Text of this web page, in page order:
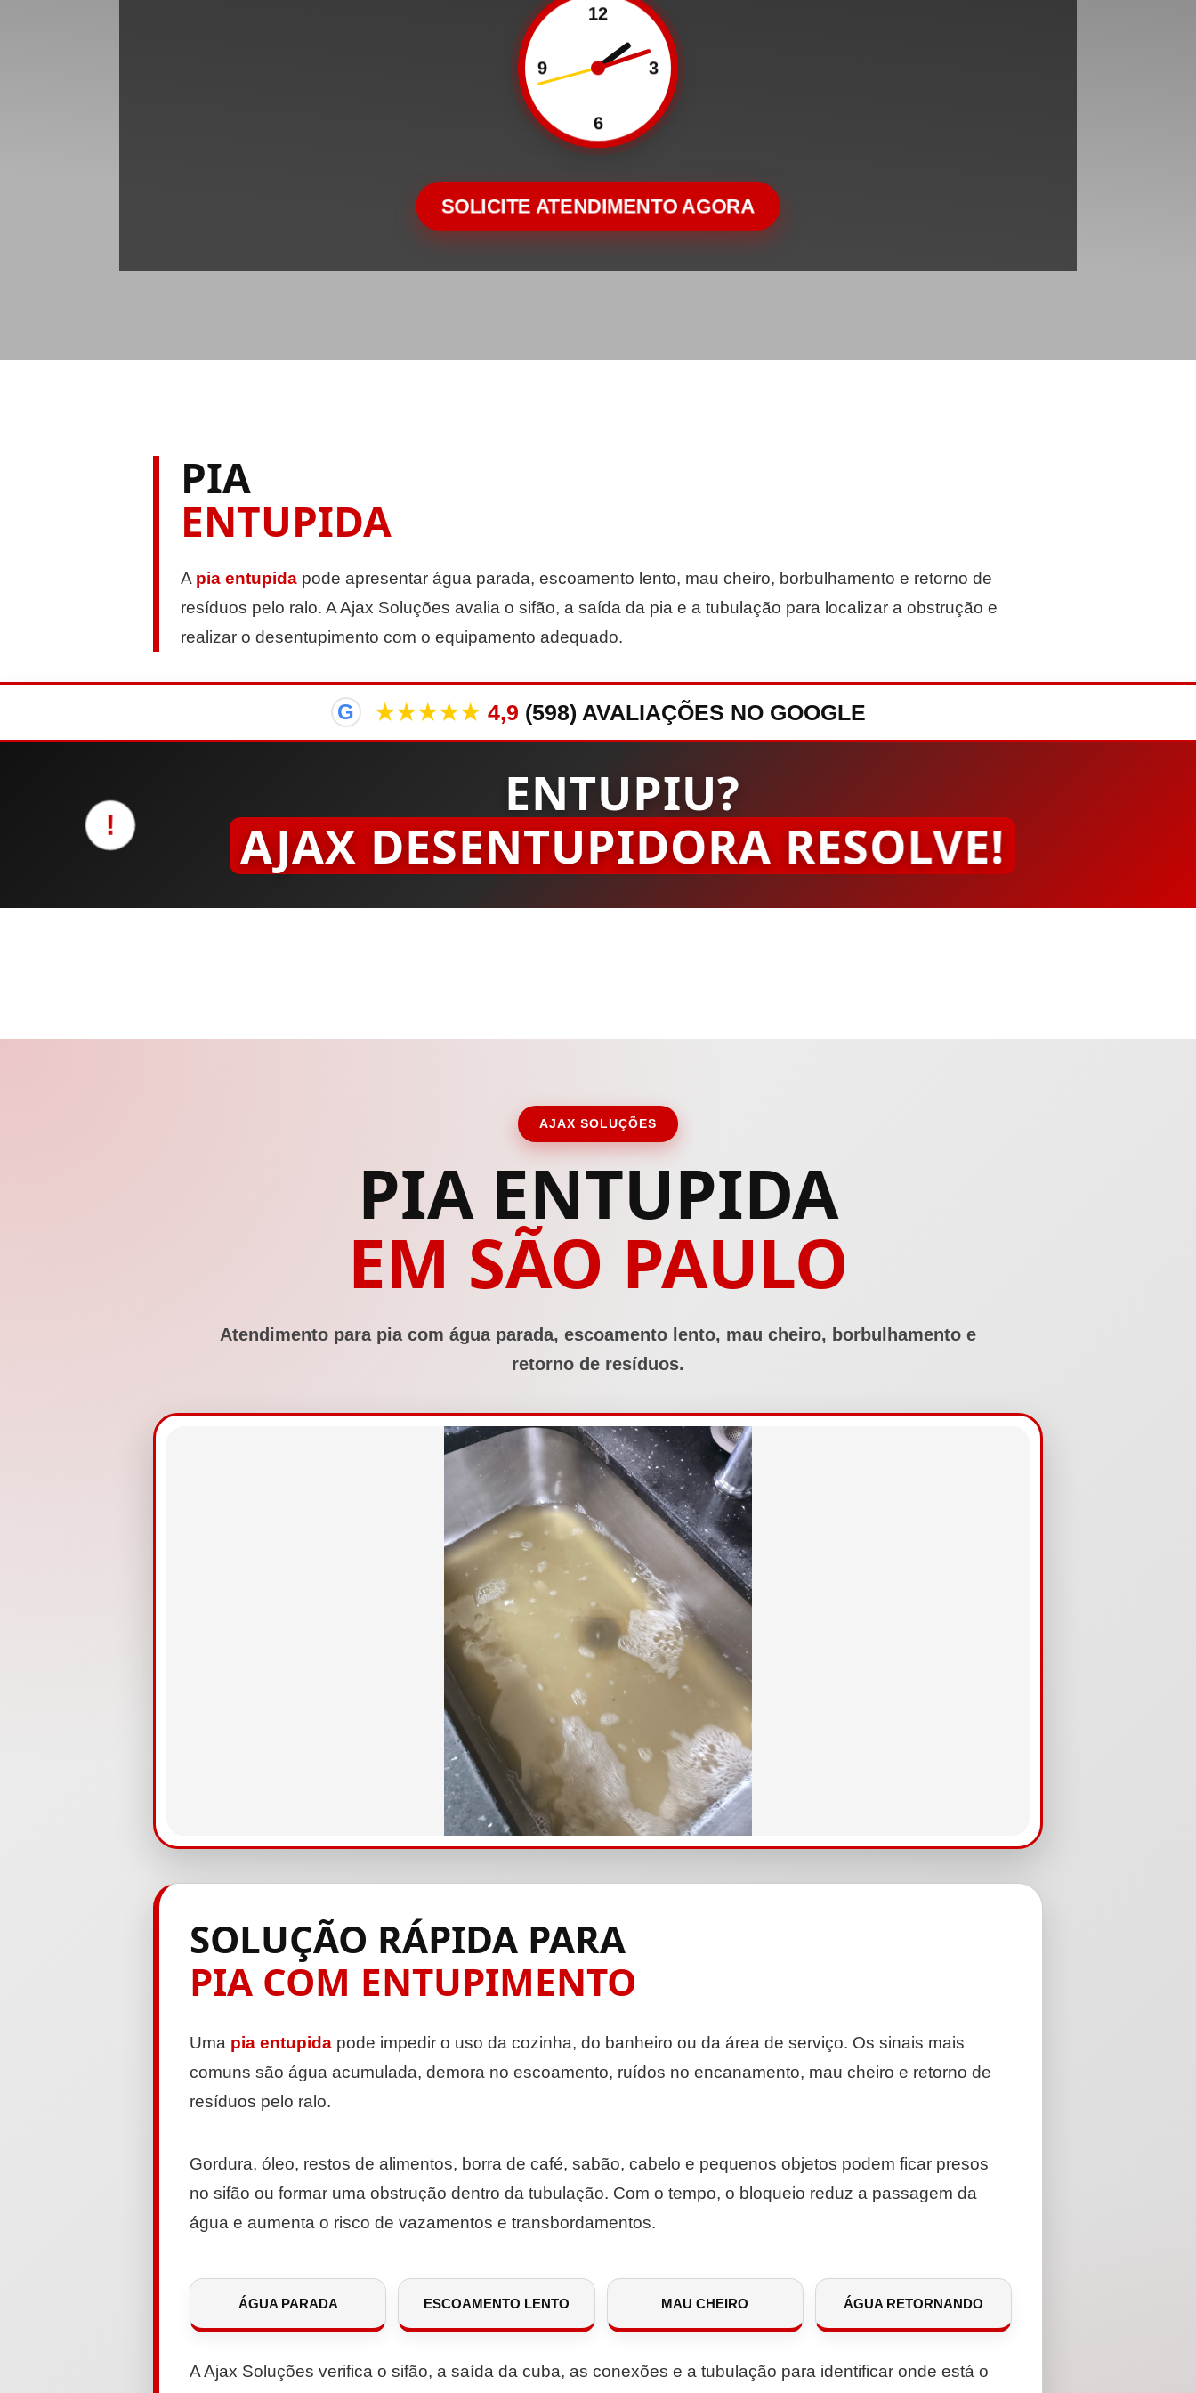
12
3
6
9
SOLICITE ATENDIMENTO AGORA
PIA
ENTUPIDA
A pia entupida pode apresentar água parada, escoamento lento, mau cheiro, borbulhamento e retorno de
resíduos pelo ralo. A Ajax Soluções avalia o sifão, a saída da pia e a tubulação para localizar a obstrução e
realizar o desentupimento com o equipamento adequado.
G ★★★★★ 4,9 (598) AVALIAÇÕES NO GOOGLE
!
ENTUPIU?
AJAX DESENTUPIDORA RESOLVE!
AJAX SOLUÇÕES
PIA ENTUPIDA
EM SÃO PAULO
Atendimento para pia com água parada, escoamento lento, mau cheiro, borbulhamento e
retorno de resíduos.
SOLUÇÃO RÁPIDA PARA
PIA COM ENTUPIMENTO
Uma pia entupida pode impedir o uso da cozinha, do banheiro ou da área de serviço. Os sinais mais
comuns são água acumulada, demora no escoamento, ruídos no encanamento, mau cheiro e retorno de
resíduos pelo ralo.
Gordura, óleo, restos de alimentos, borra de café, sabão, cabelo e pequenos objetos podem ficar presos
no sifão ou formar uma obstrução dentro da tubulação. Com o tempo, o bloqueio reduz a passagem da
água e aumenta o risco de vazamentos e transbordamentos.
ÁGUA PARADA ESCOAMENTO LENTO MAU CHEIRO ÁGUA RETORNANDO
A Ajax Soluções verifica o sifão, a saída da cuba, as conexões e a tubulação para identificar onde está o